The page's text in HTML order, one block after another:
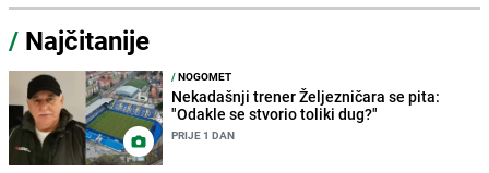
/ Najčitanije
/NOGOMET
Nekadašnji trener Željezničara se pita:
"Odakle se stvorio toliki dug?"
PRIJE 1 DAN